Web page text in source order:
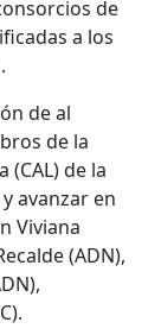
de
a los
de al
de la
de la
avanzar en
Viviana
(ADN),